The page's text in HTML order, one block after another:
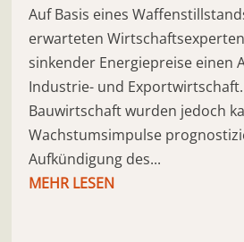
Auf Basis eines
erwarteten
sinkender Energiepreise einen
Industrie- und
Bauwirtschaft wurden jedoch
Wachstumsimpulse
Aufkündigung des...
MEHR LESEN